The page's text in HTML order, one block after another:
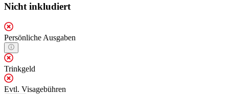
Nicht inkludiert
Persönliche Ausgaben
Trinkgeld
Evtl. Visagebühren